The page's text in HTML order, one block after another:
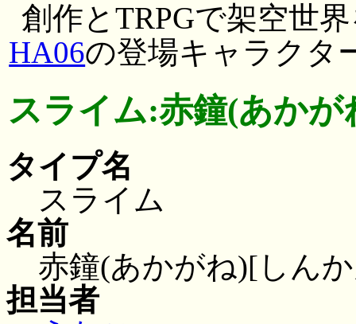
創作とTRPGで架空世
HA06の登場キャラクタ
スライム:赤鐘(あか
タイプ名
スライム
名前
赤鐘(あかがね)[しん
担当者